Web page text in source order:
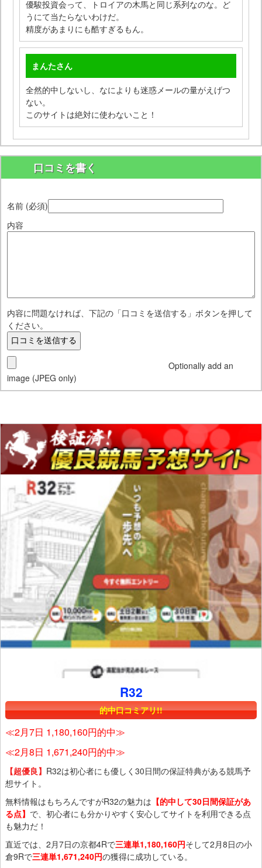
優駿投資会って、トロイアの木馬と同じ系列なのな。ど
うにて当たらないわけだ。
精度があまりにも酷すぎるもん。
まんたさん
全然的中しないし、なによりも迷惑メールの量がえげつ
ない。
このサイトは絶対に使わないこと！
口コミを書く
名前 (必須)
内容
内容に問題なければ、下記の「口コミを送信する」ボタンを押して
ください。
Optionally add an
image (JPEG only)
R32
的中口コミアリ!!
≪2月7日 1,180,160円的中≫
≪2月8日 1,671,240円的中≫
【超優良】 R32は初心者にも優しく30日間の保証特典がある競馬予
想サイト。
無料情報はもちろんですがR32の魅力は 【的中して30日間保証があ
る点】 で、初心者にも分かりやすく安心してサイトを利用できる点
も魅力だ！
直近では、2月7日の京都4Rで三連単1,180,160円そして2月8日の小
倉9Rで三連単1,671,240円の獲得に成功している。